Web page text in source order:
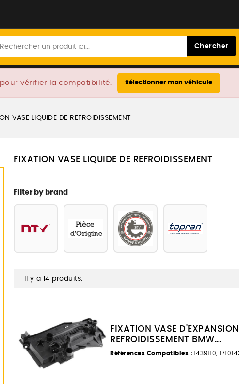
Chercher
vérifier la compatibilité. Sélectionner mon véhicule
VASE LIQUIDE DE REFROIDISSEMENT
FIXATION VASE LIQUIDE DE REFROIDISSEMENT
Filter by brand
Il y a 14 produits.
FIXATION VASE
REFROIDISSEMENT BMW...
Références Compatibles : 1439110,